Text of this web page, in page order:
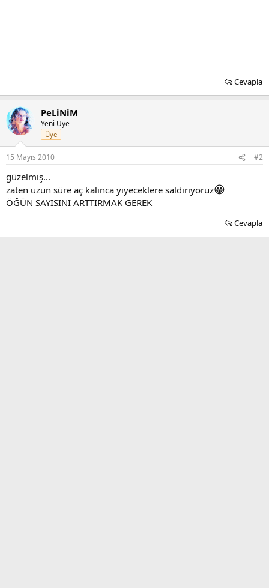
Cevapla
PeLiNiM
Yeni Üye
Üye
15 Mayıs 2010 #2
güzelmiş...
zaten uzun süre aç kalınca yiyeceklere saldırıyoruz😀
ÖĞÜN SAYISINI ARTTIRMAK GEREK
Cevapla